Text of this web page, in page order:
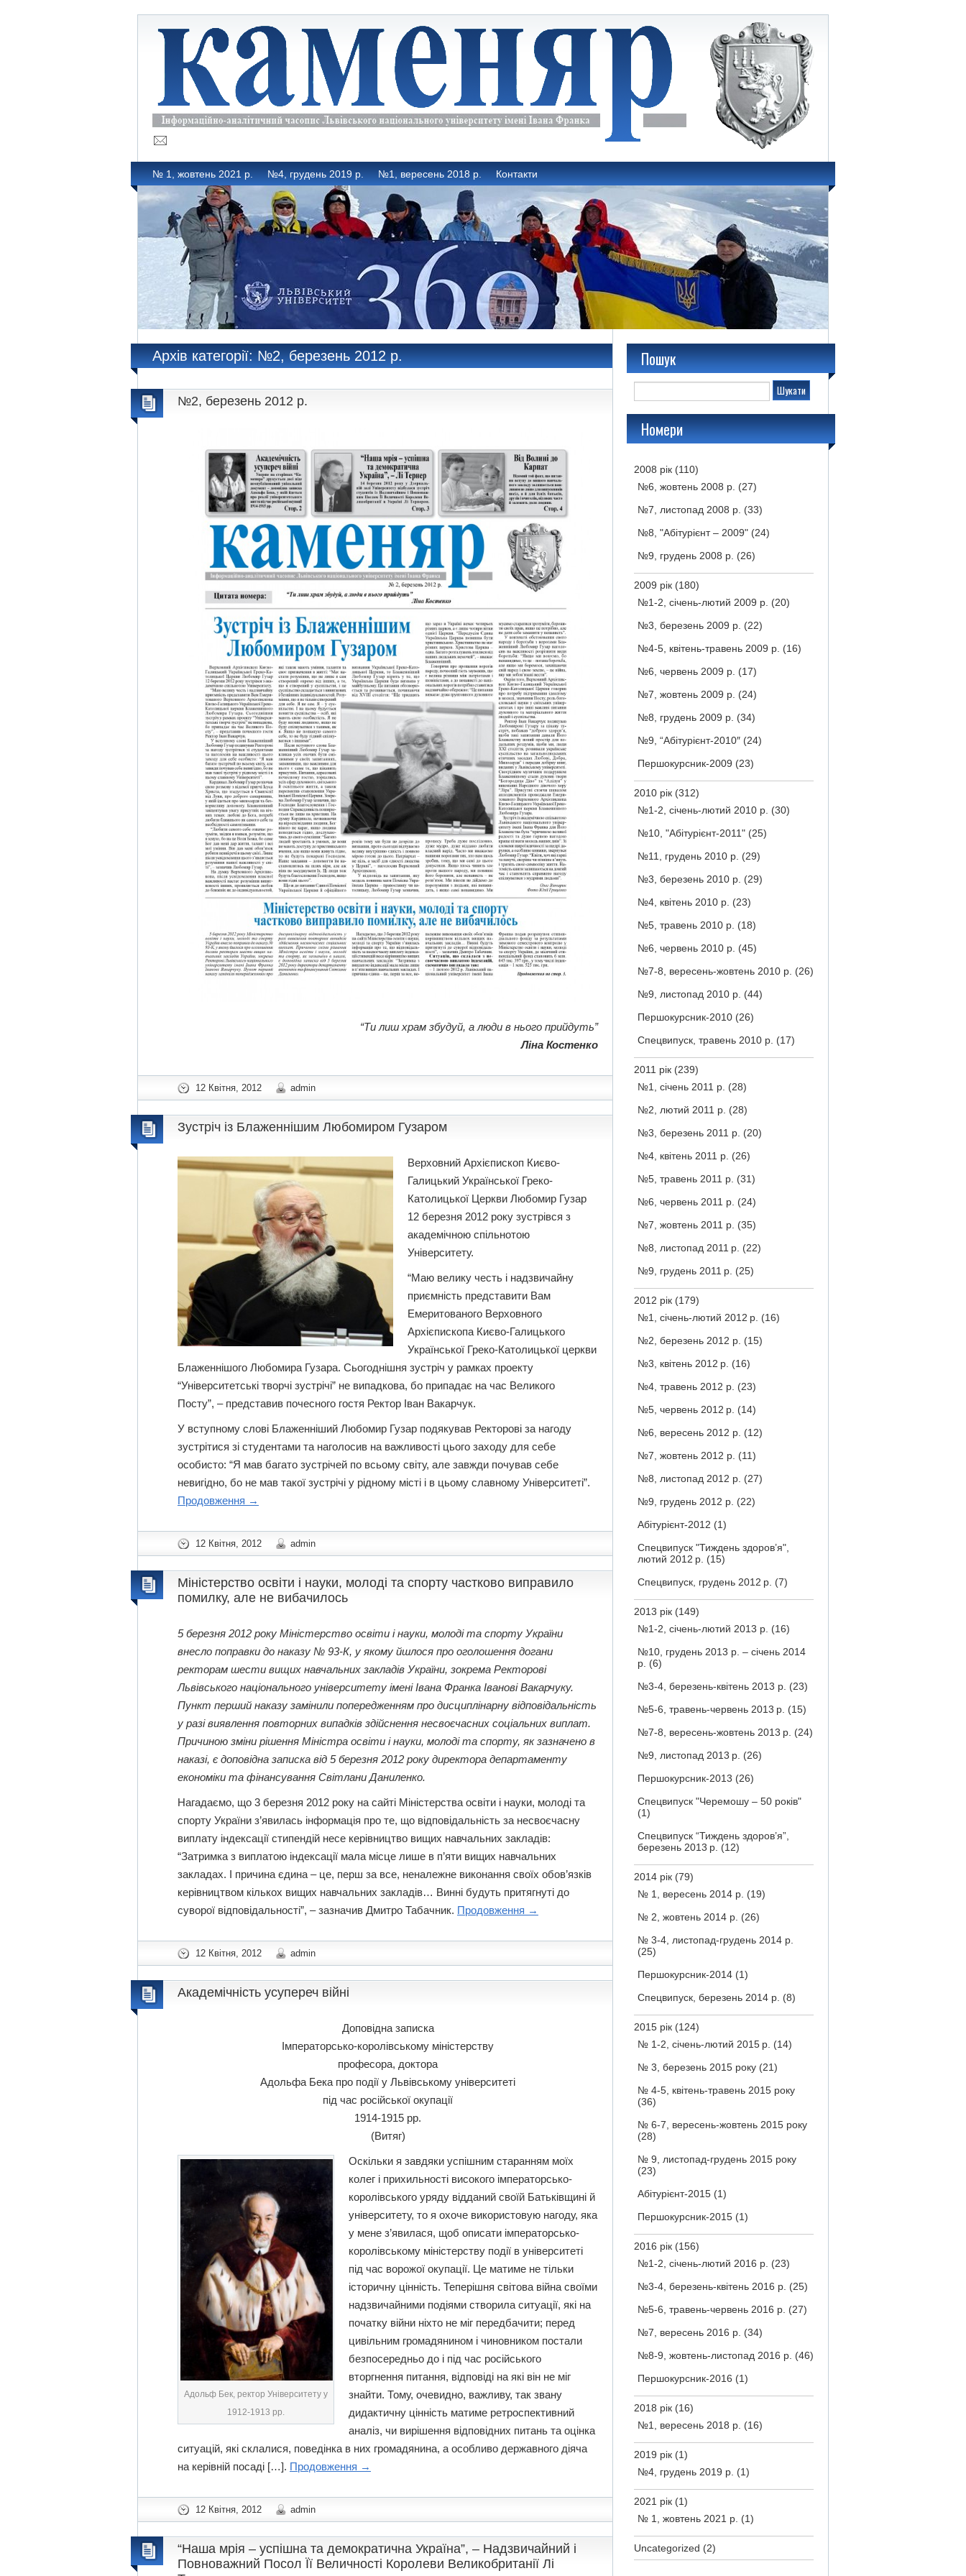
№ 1, жовтень 2021 р. №4, грудень 2019 р. №1, вересень 2018 р. Контакти
Архів категорії: №2, березень 2012 р.
№2, березень 2012 р.
“Ти лиш храм збудуй, а люди в нього прийдуть”
Ліна Костенко
12 Квітня, 2012 admin
Зустріч із Блаженнішим Любомиром Гузаром
Верховний Архієпископ Києво-
Галицький Української Греко-
Католицької Церкви Любомир Гузар
12 березня 2012 року зустрівся з
академічною спільнотою
Університету.
“Маю велику честь і надзвичайну
приємність представити Вам
Емеритованого Верховного
Архієпископа Києво-Галицького
Української Греко-Католицької церкви
Блаженнішого Любомира Гузара. Сьогоднішня зустріч у рамках проекту
“Університетські творчі зустрічі” не випадкова, бо припадає на час Великого
Посту”, – представив почесного гостя Ректор Іван Вакарчук.
У вступному слові Блаженніший Любомир Гузар подякував Ректорові за нагоду
зустрітися зі студентами та наголосив на важливості цього заходу для себе
особисто: “Я мав багато зустрічей по всьому світу, але завжди почував себе
невигідно, бо не мав такої зустрічі у рідному місті і в цьому славному Університеті”.
Продовження →
12 Квітня, 2012 admin
Міністерство освіти і науки, молоді та спорту частково виправило
помилку, але не вибачилось
5 березня 2012 року Міністерство освіти і науки, молоді та спорту України
внесло поправки до наказу № 93-К, у якому йшлося про оголошення догани
ректорам шести вищих навчальних закладів України, зокрема Ректорові
Львівського національного університету імені Івана Франка Іванові Вакарчуку.
Пункт перший наказу замінили попередженням про дисциплінарну відповідальність
у разі виявлення повторних випадків здійснення несвоєчасних соціальних виплат.
Причиною зміни рішення Міністра освіти і науки, молоді та спорту, як зазначено в
наказі, є доповідна записка від 5 березня 2012 року директора департаменту
економіки та фінансування Світлани Даниленко.
Нагадаємо, що 3 березня 2012 року на сайті Міністерства освіти і науки, молоді та
спорту України з’явилась інформація про те, що відповідальність за несвоєчасну
виплату індексації стипендій несе керівництво вищих навчальних закладів:
“Затримка з виплатою індексації мала місце лише в п’яти вищих навчальних
закладах. І причина єдина – це, перш за все, неналежне виконання своїх обов’язків
керівництвом кількох вищих навчальних закладів… Винні будуть притягнуті до
суворої відповідальності”, – зазначив Дмитро Табачник. Продовження →
12 Квітня, 2012 admin
Академічність усупереч війні
Доповідна записка
Імператорсько-королівському міністерству
професора, доктора
Адольфа Бека про події у Львівському університеті
під час російської окупації
1914-1915 рр.
(Витяг)
Адольф Бек, ректор Університету у
1912-1913 рр.
Оскільки я завдяки успішним старанням моїх
колег і прихильності високого імператорсько-
королівського уряду відданий своїй Батьківщині й
університету, то я охоче використовую нагоду, яка
у мене з’явилася, щоб описати імператорсько-
королівському міністерству події в університеті
під час ворожої окупації. Це матиме не тільки
історичну цінність. Теперішня світова війна своїми
надзвичайними подіями створила ситуації, які на
початку війни ніхто не міг передбачити; перед
цивільним громадянином і чиновником постали
безпосередньо до і під час російського
вторгнення питання, відповіді на які він не міг
знайти. Тому, очевидно, важливу, так звану
дидактичну цінність матиме ретроспективний
аналіз, чи вирішення відповідних питань та оцінка
ситуацій, які склалися, поведінка в них громадянина, а особливо державного діяча
на керівній посаді […]. Продовження →
12 Квітня, 2012 admin
“Наша мрія – успішна та демократична Україна”, – Надзвичайний і
Повноважний Посол Її Величності Королеви Великобританії Лі
Пошук
Номери
2008 рік (110)
№6, жовтень 2008 р. (27)
№7, листопад 2008 р. (33)
№8, "Абітурієнт – 2009" (24)
№9, грудень 2008 р. (26)
2009 рік (180)
№1-2, січень-лютий 2009 р. (20)
№3, березень 2009 р. (22)
№4-5, квітень-травень 2009 р. (16)
№6, червень 2009 р. (17)
№7, жовтень 2009 р. (24)
№8, грудень 2009 р. (34)
№9, “Абітурієнт-2010″ (24)
Першокурсник-2009 (23)
2010 рік (312)
№1-2, січень-лютий 2010 р. (30)
№10, "Абітурієнт-2011" (25)
№11, грудень 2010 р. (29)
№3, березень 2010 р. (29)
№4, квітень 2010 р. (23)
№5, травень 2010 р. (18)
№6, червень 2010 р. (45)
№7-8, вересень-жовтень 2010 р. (26)
№9, листопад 2010 р. (44)
Першокурсник-2010 (26)
Спецвипуск, травень 2010 р. (17)
2011 рік (239)
№1, січень 2011 р. (28)
№2, лютий 2011 р. (28)
№3, березень 2011 р. (20)
№4, квітень 2011 р. (26)
№5, травень 2011 р. (31)
№6, червень 2011 р. (24)
№7, жовтень 2011 р. (35)
№8, листопад 2011 р. (22)
№9, грудень 2011 р. (25)
2012 рік (179)
№1, січень-лютий 2012 р. (16)
№2, березень 2012 р. (15)
№3, квітень 2012 р. (16)
№4, травень 2012 р. (23)
№5, червень 2012 р. (14)
№6, вересень 2012 р. (12)
№7, жовтень 2012 р. (11)
№8, листопад 2012 р. (27)
№9, грудень 2012 р. (22)
Абітурієнт-2012 (1)
Спецвипуск "Тиждень здоров’я",
лютий 2012 р. (15)
Спецвипуск, грудень 2012 р. (7)
2013 рік (149)
№1-2, січень-лютий 2013 р. (16)
№10, грудень 2013 р. – січень 2014
р. (6)
№3-4, березень-квітень 2013 р. (23)
№5-6, травень-червень 2013 р. (15)
№7-8, вересень-жовтень 2013 р. (24)
№9, листопад 2013 р. (26)
Першокурсник-2013 (26)
Спецвипуск "Черемошу – 50 років"
(1)
Спецвипуск “Тиждень здоров’я”,
березень 2013 р. (12)
2014 рік (79)
№ 1, вересень 2014 р. (19)
№ 2, жовтень 2014 р. (26)
№ 3-4, листопад-грудень 2014 р.
(25)
Першокурсник-2014 (1)
Спецвипуск, березень 2014 р. (8)
2015 рік (124)
№ 1-2, січень-лютий 2015 р. (14)
№ 3, березень 2015 року (21)
№ 4-5, квітень-травень 2015 року
(36)
№ 6-7, вересень-жовтень 2015 року
(28)
№ 9, листопад-грудень 2015 року
(23)
Абітурієнт-2015 (1)
Першокурсник-2015 (1)
2016 рік (156)
№1-2, січень-лютий 2016 р. (23)
№3-4, березень-квітень 2016 р. (25)
№5-6, травень-червень 2016 р. (27)
№7, вересень 2016 р. (34)
№8-9, жовтень-листопад 2016 р. (46)
Першокурсник-2016 (1)
2018 рік (16)
№1, вересень 2018 р. (16)
2019 рік (1)
№4, грудень 2019 р. (1)
2021 рік (1)
№ 1, жовтень 2021 р. (1)
Uncategorized (2)